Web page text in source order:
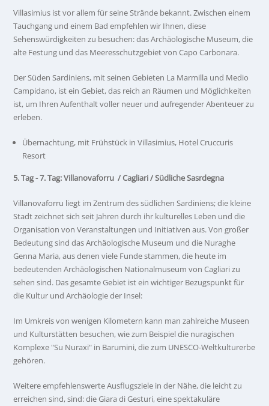
Villasimius ist vor allem für seine Strände bekannt. Zwischen einem
Tauchgang und einem Bad empfehlen wir Ihnen, diese
Sehenswürdigkeiten zu besuchen: das Archäologische Museum, die
alte Festung und das Meeresschutzgebiet von Capo Carbonara.
Der Süden Sardiniens, mit seinen Gebieten La Marmilla und Medio
Campidano, ist ein Gebiet, das reich an Räumen und Möglichkeiten
ist, um Ihren Aufenthalt voller neuer und aufregender Abenteuer zu
erleben.
Übernachtung, mit Frühstück in Villasimius, Hotel Cruccuris
Resort
5. Tag - 7. Tag: Villanovaforru / Cagliari / Südliche Sasrdegna
Villanovaforru liegt im Zentrum des südlichen Sardiniens; die kleine
Stadt zeichnet sich seit Jahren durch ihr kulturelles Leben und die
Organisation von Veranstaltungen und Initiativen aus. Von großer
Bedeutung sind das Archäologische Museum und die Nuraghe
Genna Maria, aus denen viele Funde stammen, die heute im
bedeutenden Archäologischen Nationalmuseum von Cagliari zu
sehen sind. Das gesamte Gebiet ist ein wichtiger Bezugspunkt für
die Kultur und Archäologie der Insel:
Im Umkreis von wenigen Kilometern kann man zahlreiche Museen
und Kulturstätten besuchen, wie zum Beispiel die nuragischen
Komplexe "Su Nuraxi" in Barumini, die zum UNESCO-Weltkulturerbe
gehören.
Weitere empfehlenswerte Ausflugsziele in der Nähe, die leicht zu
erreichen sind, sind: die Giara di Gesturi, eine spektakuläre